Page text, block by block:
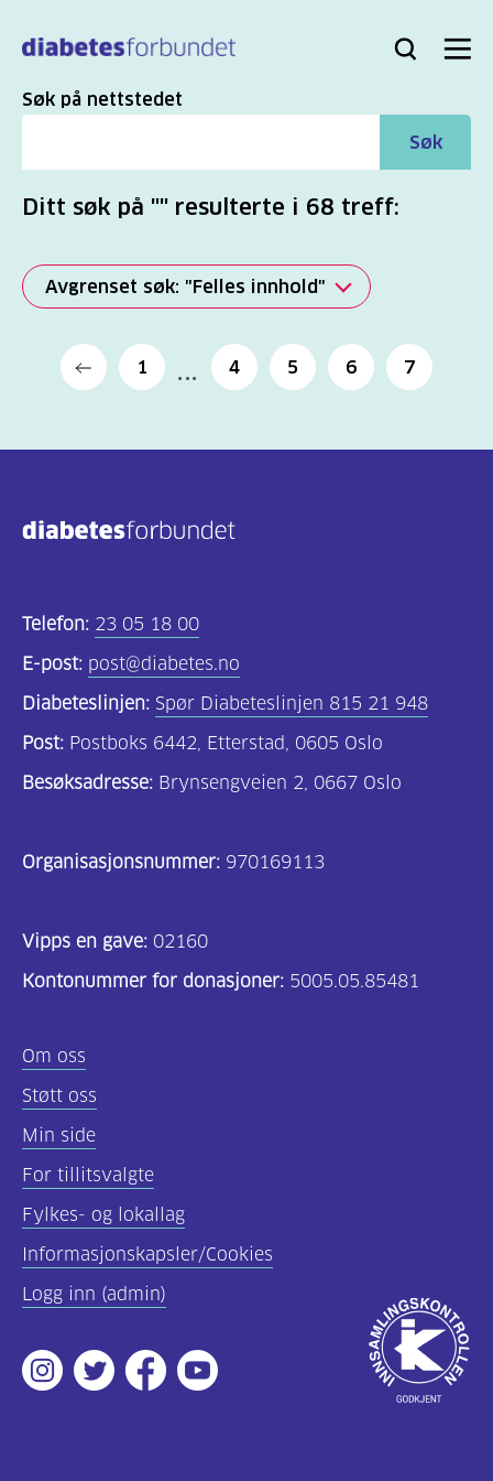
hovedinnhold
Bli
Logg
Søk Meny
Søk
Søk på nettstedet
Søk
Ditt søk på "" resulterte i 68 treff:
Avgrenset søk: "Felles innhold"
Alle
(2821)
(863)
og
Tilbud
(595)
(316)
helsepersonell
(169)
innhold
(68)
Diabetes
type
1
(56)
Diabetes
2
1 4 5 6 7
Telefon: 23 05 18 00
E-post: post@diabetes.no
Diabeteslinjen: Spør Diabeteslinjen 815 21 948
Post: Postboks 6442, Etterstad, 0605 Oslo
Besøksadresse: Brynsengveien 2, 0667 Oslo
Organisasjonsnummer: 970169113
Vipps en gave: 02160
Kontonummer for donasjoner: 5005.05.85481
Om oss
Støtt oss
Min side
For tillitsvalgte
Fylkes- og lokallag
Informasjonskapsler/Cookies
Logg inn (admin)
Instagram
TwitterFacebookYoutube
Godkjent
av